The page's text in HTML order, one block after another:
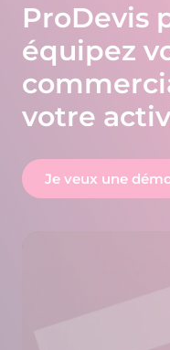
ProDevis
équipez
votre
Je veux une